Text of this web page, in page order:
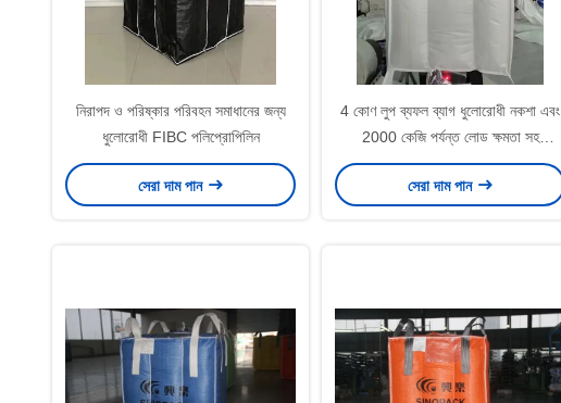
নিরাপদ ও পরিষ্কার পরিবহন সমাধানের জন্য
ধুলোরোধী FIBC পলিপ্রোপিলিন
সেরা দাম পান
4 কোণ লুপ ব্যফল ব্যাগ ধুলোরোধী নকশা এবং
2000 কেজি পর্যন্ত লোড ক্ষমতা সহ
শক্তিশালী প্যাকেজিং সমাধানের জন্য
সেরা দাম পান